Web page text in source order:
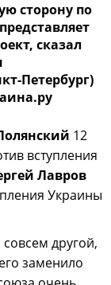
сторону по
сказал
Петербург)
12
вступления
Лавров
Украины
другой,
заменило